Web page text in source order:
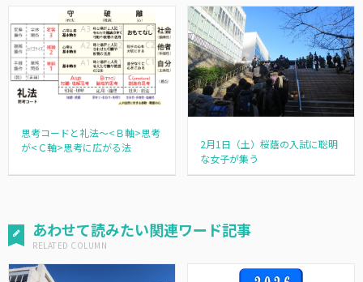
思考コードと礼法～<Ｂ軸>思考
が<Ｃ軸>思考に広がる法
2月1日（土）桜蔭の入試に聡明
な女子が集う
あわせて読みたい関連ワード記事